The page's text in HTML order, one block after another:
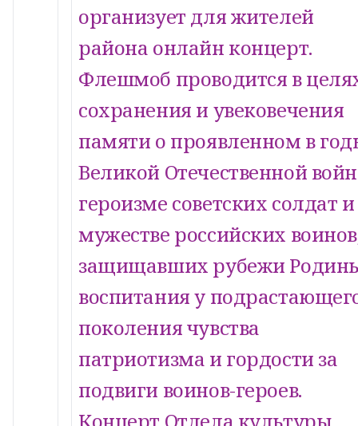
организует для жителей
района онлайн концерт.
Флешмоб проводится в
сохранения и увековечения
памяти о проявленном в
Великой Отечественной
героизме советских солдат и
мужестве российских
защищавших рубежи
воспитания у
поколения чувства
патриотизма и гордости за
подвиги воинов-героев.